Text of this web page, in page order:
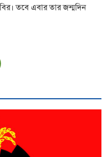
তবে এবার তার জন্মদিন